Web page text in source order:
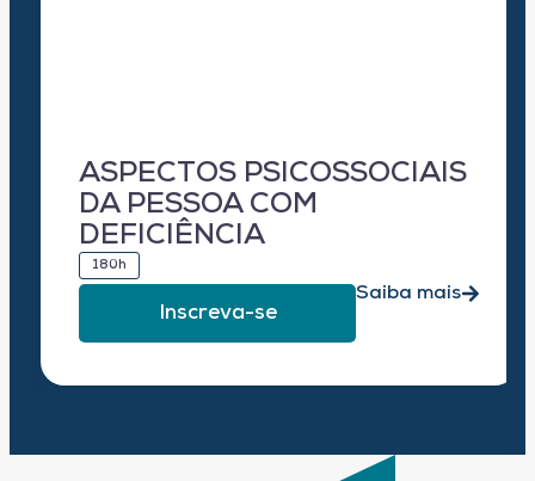
ASPECTOS PSICOSSOCIAIS
DA PESSOA COM
DEFICIÊNCIA
180h
Inscreva-se
Saiba mais